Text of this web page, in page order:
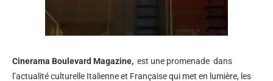
Cinerama Boulevard Magazine, est une promenade dans
l’actualité culturelle Italienne et Française qui met en lumière, les